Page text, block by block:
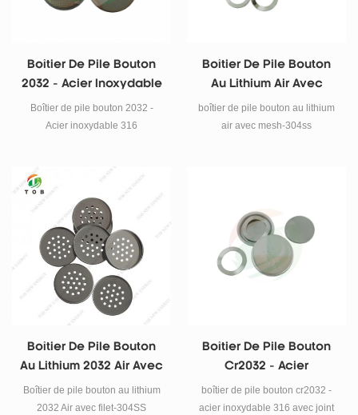
Boîtier De Pile Bouton
2032 - Acier Inoxydable
316
Boîtier de pile bouton 2032 -
Acier inoxydable 316
Boîtier De Pile Bouton
Au Lithium Air Avec
Mesh-304ss
boîtier de pile bouton au lithium
air avec mesh-304ss
Boîtier De Pile Bouton
Au Lithium 2032 Air Avec
Filet-304SS
Boîtier de pile bouton au lithium
2032 Air avec filet-304SS
Boîtier De Pile Bouton
Cr2032 - Acier
Inoxydable 316 Avec
Joint
boîtier de pile bouton cr2032 -
acier inoxydable 316 avec joint